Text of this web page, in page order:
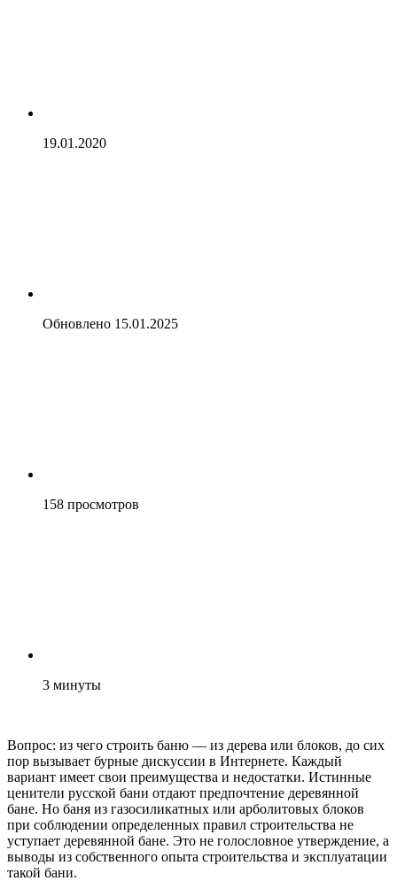
19.01.2020
Обновлено 15.01.2025
158 просмотров
3 минуты
Вопрос: из чего строить баню — из дерева или блоков, до сих
пор вызывает бурные дискуссии в Интернете. Каждый
вариант имеет свои преимущества и недостатки. Истинные
ценители русской бани отдают предпочтение деревянной
бане. Но баня из газосиликатных или арболитовых блоков
при соблюдении определенных правил строительства не
уступает деревянной бане. Это не голословное утверждение, а
выводы из собственного опыта строительства и эксплуатации
такой бани.